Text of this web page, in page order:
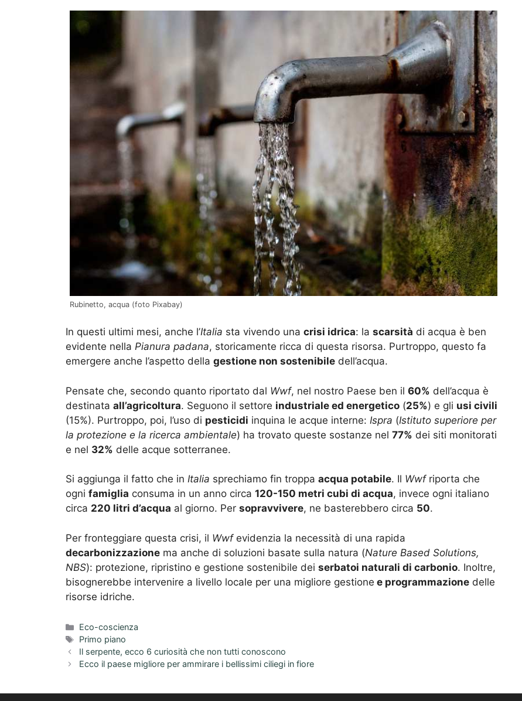
Rubinetto, acqua (foto Pixabay)
In questi ultimi mesi, anche l’Italia sta vivendo una crisi idrica: la scarsità di acqua è ben
evidente nella Pianura padana, storicamente ricca di questa risorsa. Purtroppo, questo fa
emergere anche l’aspetto della gestione non sostenibile dell’acqua.
Pensate che, secondo quanto riportato dal Wwf, nel nostro Paese ben il 60% dell’acqua è
destinata all’agricoltura. Seguono il settore industriale ed energetico (25%) e gli usi civili
(15%). Purtroppo, poi, l’uso di pesticidi inquina le acque interne: Ispra (Istituto superiore per
la protezione e la ricerca ambientale) ha trovato queste sostanze nel 77% dei siti monitorati
e nel 32% delle acque sotterranee.
Si aggiunga il fatto che in Italia sprechiamo fin troppa acqua potabile. Il Wwfriporta che
ogni famiglia consuma in un anno circa 120-150 metri cubi di acqua, invece ogni italiano
circa 220 litri d’acqua al giorno. Per sopravvivere, ne basterebbero circa 50.
Per fronteggiare questa crisi, il Wwfevidenzia la necessità di una rapida
decarbonizzazione ma anche di soluzioni basate sulla natura (Nature Based Solutions,
NBS): protezione, ripristino e gestione sostenibile dei serbatoi naturali di carbonio. Inoltre,
bisognerebbe intervenire a livello locale per una migliore gestione e programmazione delle
risorse idriche.
Categorie
Eco-coscienza
Tag
Primo piano
Il serpente, ecco 6 curiosità che non tutti conoscono
Ecco il paese migliore per ammirare i bellissimi ciliegi in fiore